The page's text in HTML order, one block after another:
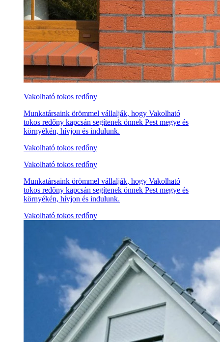
Vakolható tokos redőny
Munkatársaink örömmel vállalják, hogy Vakolható
tokos redőny kapcsán segítenek önnek Pest megye és
környékén, hívjon és indulunk.
Vakolható tokos redőny
Vakolható tokos redőny
Munkatársaink örömmel vállalják, hogy Vakolható
tokos redőny kapcsán segítenek önnek Pest megye és
környékén, hívjon és indulunk.
Vakolható tokos redőny